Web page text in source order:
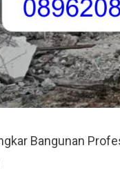
Bangunan